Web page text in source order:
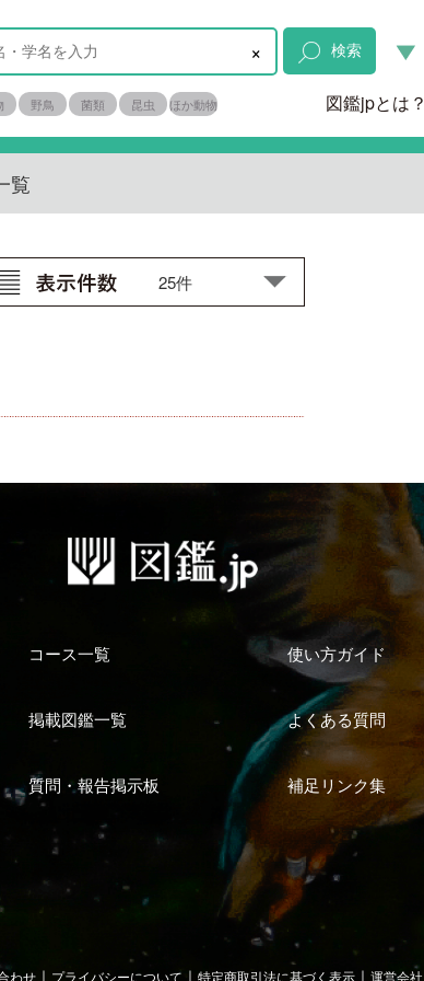
× 検索
野鳥 菌類 昆虫 ほか動物 図鑑jpとは？
覧
コース一覧 使い方ガイド
掲載図鑑一覧 よくある質問
質問・報告掲示板 補足リンク集
わせ ｜ プライバシーについて ｜ 特定商取引法に基づく表示 ｜ 運営会社